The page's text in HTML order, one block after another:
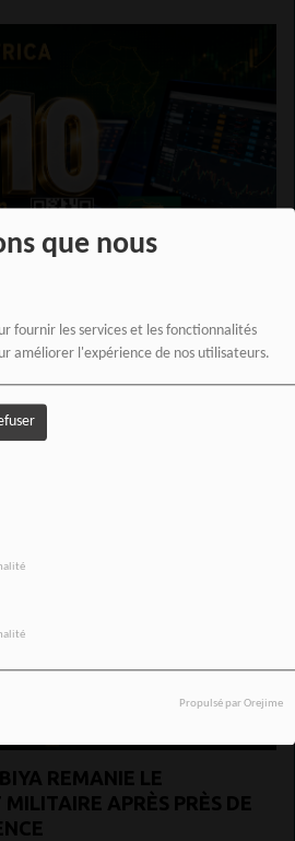
que nous
fournir les services et les fonctionnalités
améliorer l'expérience de nos utilisateurs.
Propulsé par Orejime
APPROUVE UNE
REMANIE LE
APRÈS PRÈS DE